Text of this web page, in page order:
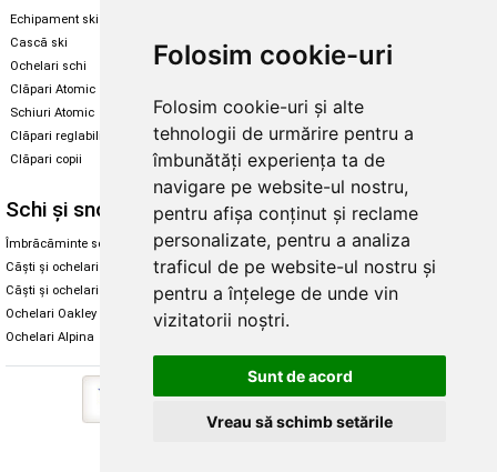
Folosim cookie-uri
Folosim cookie-uri și alte
tehnologii de urmărire pentru a
îmbunătăți experiența ta de
navigare pe website-ul nostru,
pentru afișa conținut și reclame
personalizate, pentru a analiza
traficul de pe website-ul nostru și
pentru a înțelege de unde vin
vizitatorii noștri.
Sunt de acord
Vreau să schimb setările
Echipament ski
Cască ski
Ochelari schi
Clăpari Atomic
Schiuri Atomic
Clăpari reglabili
Clăpari copii
Echipament snowboard
Legături Rome SDS
Skate & longboard
Santa Cruz
Enuff Skateboards
Schi și snowboard
Îmbrăcăminte schi și snowboard
Căști și ochelari de iarnă
Căști și ochelari Alpina
Ochelari Oakley
Ochelari Alpina
Diverse
Cum aleg rolele
Cum aleg ochelarii
Ochelari de soare Oakley
Ochelari de soare Alpina